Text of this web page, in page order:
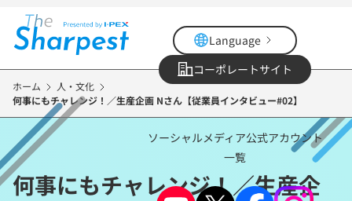
コ
ン
に
移
Language
コーポレートサイト
ソーシャルメディア公式アカウント
一覧
ホーム
人・文化
何事にもチャレンジ！／生産企画 Nさん【従業員インタビュー#02】
何事にもチャレンジ！／生産企